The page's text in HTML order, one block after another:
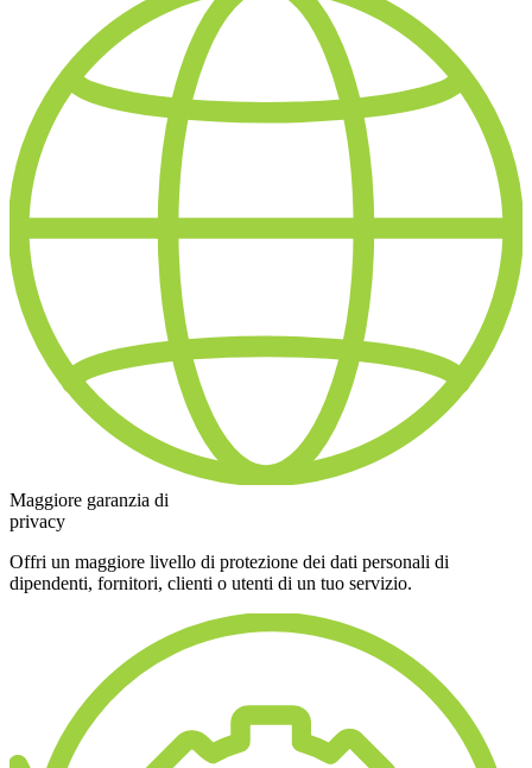
Maggiore garanzia di
privacy
Offri un maggiore livello di protezione dei dati personali di
dipendenti, fornitori, clienti o utenti di un tuo servizio.